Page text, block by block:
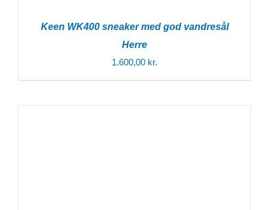
Keen WK400 sneaker med god vandresål
Herre
1.600,00 kr.